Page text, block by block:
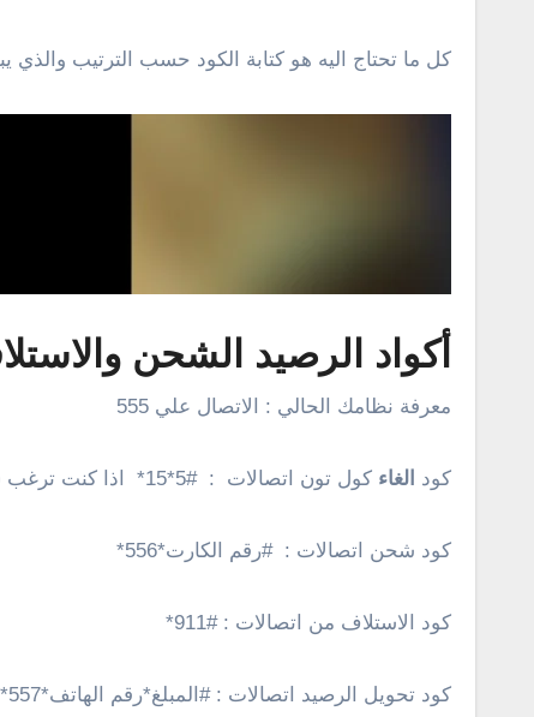
كل ما تحتاج اليه هو كتابة الكود حسب الترتيب
أكواد الرصيد الشحن
معرفة نظامك الحالي : الاتصال علي 555
كود الغاء كول تون اتصالات : #5*15* اذا كنت ترغب في اشتراك كول تون اتصالات اتصل علي 1500 بـ1.50
كود شحن اتصالات : #رقم الكارت*556*
كود الاستلاف من اتصالات : #911*
كود تحويل الرصيد اتصالات : #المبلغ*رقم الهاتف*557*